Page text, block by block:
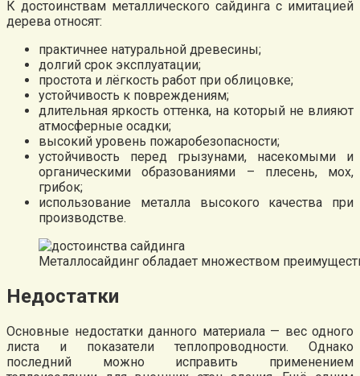
К достоинствам металлического сайдинга с имитацией
дерева относят:
практичнее натуральной древесины;
долгий срок эксплуатации;
простота и лёгкость работ при облицовке;
устойчивость к повреждениям;
длительная яркость оттенка, на который не влияют
атмосферные осадки;
высокий уровень пожаробезопасности;
устойчивость перед грызунами, насекомыми и
органическими образованиями – плесень, мох,
грибок;
использование металла высокого качества при
производстве.
Металлосайдинг обладает множеством
Недостатки
Основные недостатки данного материала — вес одного
листа и показатели теплопроводности. Однако
последний можно исправить применением